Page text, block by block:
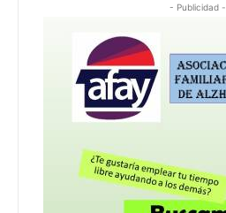
- Publicidad -